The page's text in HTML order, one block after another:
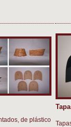
de plástico